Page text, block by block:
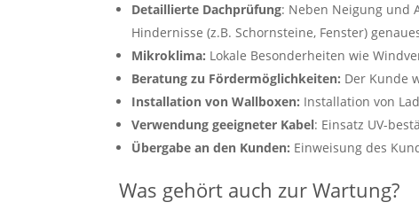
Detaillierte Dachprüfung: Neben Neigung und
Hindernisse (z.B. Schornsteine, Fenster)
Mikroklima: Lokale Besonderheiten wie
Beratung zu Fördermöglichkeiten: Der Kunde
Installation von Wallboxen: Installation von
Verwendung geeigneter Kabel: Einsatz UV-
Übergabe an den Kunden: Einweisung des
Was gehört auch zur Wartung?